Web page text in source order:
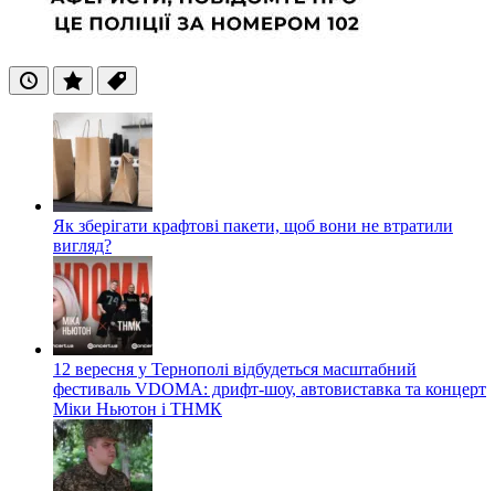
ОстанніПопулярні
Теги
Як зберігати крафтові пакети, щоб вони не втратили
вигляд?
12 вересня у Тернополі відбудеться масштабний
фестиваль VDOMA: дрифт-шоу, автовиставка та концерт
Міки Ньютон і ТНМК